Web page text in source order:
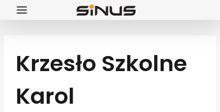
Przejdź
Krzesło Szkolne
Karol